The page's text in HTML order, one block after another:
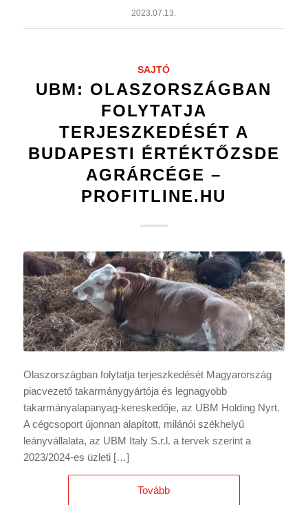
2023.07.13.
SAJTÓ
UBM: OLASZORSZÁGBAN
FOLYTATJA
TERJESZKEDÉSÉT A
BUDAPESTI ÉRTÉKTŐZSDE
AGRÁRCÉGE –
PROFITLINE.HU
Olaszországban folytatja terjeszkedését Magyarország
piacvezető takarmánygyártója és legnagyobb
takarmányalapanyag-kereskedője, az UBM Holding Nyrt.
A cégcsoport újonnan alapított, milánói székhelyű
leányvállalata, az UBM Italy S.r.l. a tervek szerint a
2023/2024-es üzleti […]
Tovább